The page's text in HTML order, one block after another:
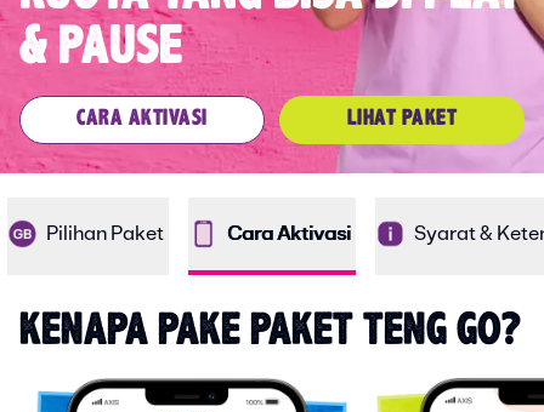
& PAUSE
CARA AKTIVASI LIHAT PAKET
Pilihan Paket Cara Aktivasi Syarat &
KENAPA PAKE PAKET TENG GO?